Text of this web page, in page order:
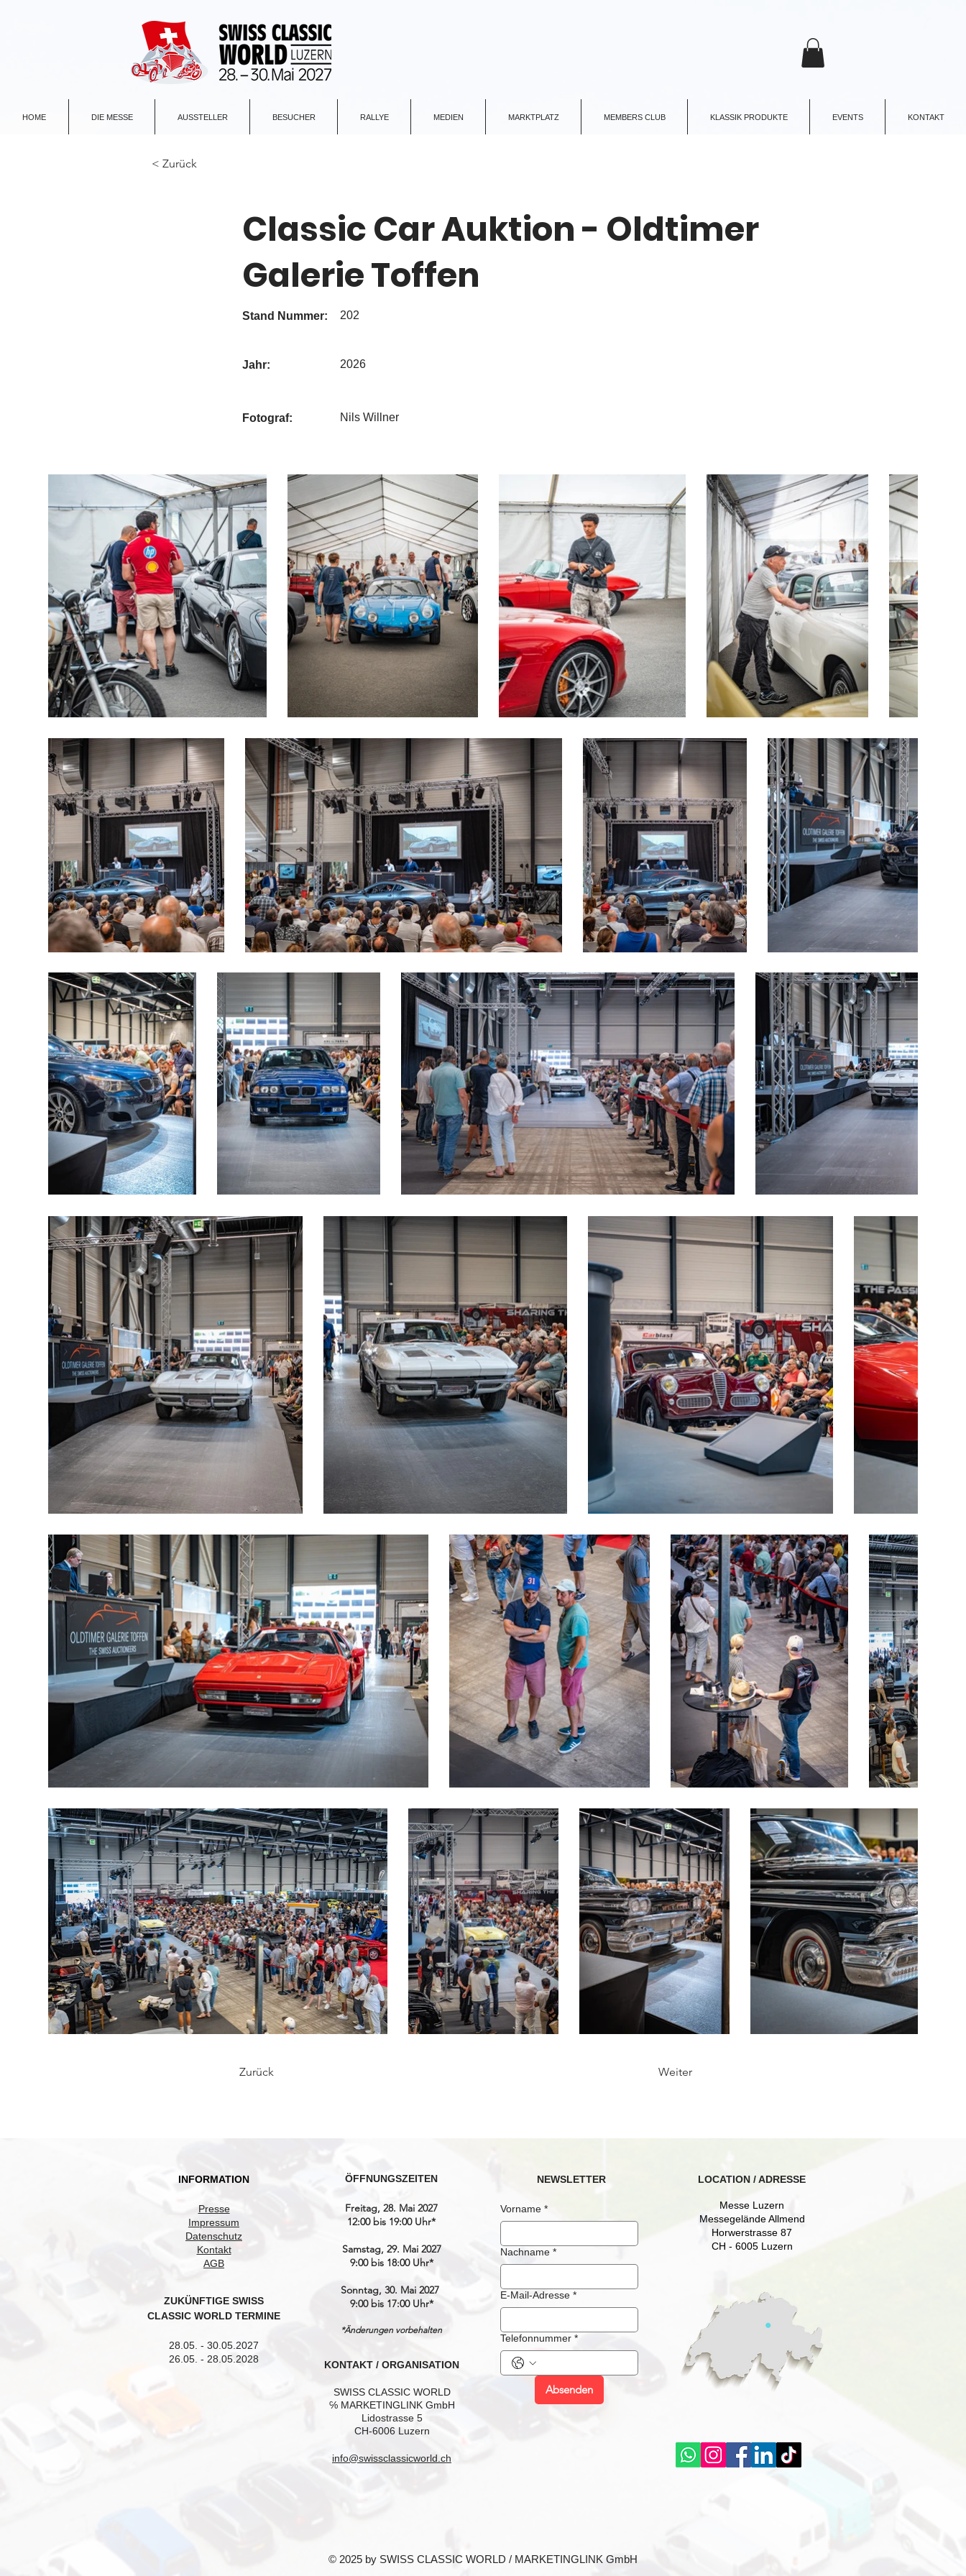
HOME DIE MESSE AUSSTELLER BESUCHER RALLYE MEDIEN MARKTPLATZ MEMBERS CLUB KLASSIK PRODUKTE EVENTS KONTAKT
< Zurück
Classic Car Auktion - Oldtimer
Galerie Toffen
Stand Nummer: 202
Jahr: 2026
Fotograf: Nils Willner
Zurück Weiter
INFORMATION
Presse
Impressum
Datenschutz
Kontakt
AGB
ZUKÜNFTIGE SWISS
CLASSIC WORLD TERMINE
28.05. - 30.05.2027
26.05. - 28.05.2028
ÖFFNUNGSZEITEN
Freitag, 28. Mai 2027
12:00 bis 19:00 Uhr*
Samstag, 29. Mai 2027
9:00 bis 18:00 Uhr*
Sonntag, 30. Mai 2027
9:00 bis 17:00 Uhr*
*Änderungen vorbehalten
KONTAKT / ORGANISATION
SWISS CLASSIC WORLD
℅ MARKETINGLINK GmbH
Lidostrasse 5
CH-6006 Luzern
info@swissclassicworld.ch
NEWSLETTER
Vorname *
Nachname *
E-Mail-Adresse *
Telefonnummer *
Absenden
LOCATION / ADRESSE
Messe Luzern
Messegelände Allmend
Horwerstrasse 87
CH - 6005 Luzern
© 2025 by SWISS CLASSIC WORLD / MARKETINGLINK GmbH